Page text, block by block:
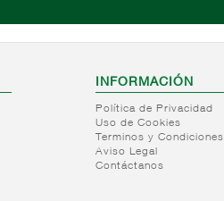
INFORMACIÓN
Política de Privacidad
Uso de Cookies
Terminos y Condiciones
Aviso Legal
Contáctanos